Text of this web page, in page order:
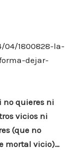
04/1800828-la-
dejar-
no quieres ni
vicios ni
(que no
mortal vicio)…